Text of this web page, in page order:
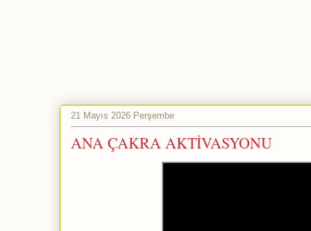
21 Mayıs 2026 Perşembe
ANA ÇAKRA AKTİVASYONU